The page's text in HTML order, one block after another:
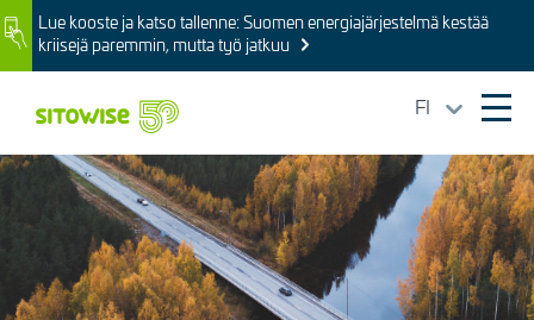
Skip
to
main
ImageLue kooste ja katso tallenne: Suomen energiajärjestelmä kestää
kriisejä paremmin, mutta työ jatkuu
FI
Kuva